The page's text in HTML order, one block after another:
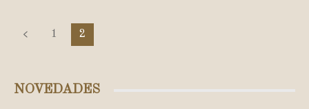
1 2
NOVEDADES